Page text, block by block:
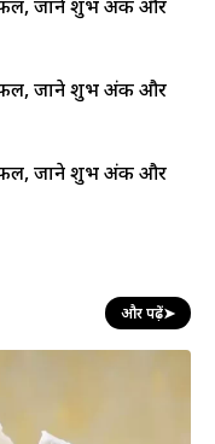
जाने शुभ अंक और
जाने शुभ अंक और
जाने शुभ अंक और
और पढ़ें➤